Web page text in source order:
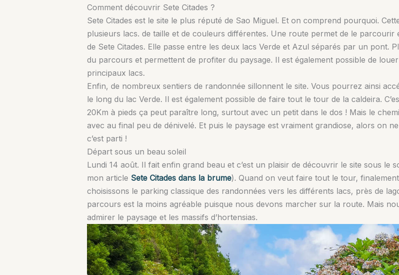
Comment découvrir Sete Citades ?
Sete Citades est le site le plus réputé de Sao Miguel. Et on comprend pourquoi.
plusieurs lacs. de taille et de couleurs différentes. Une route permet de le parcourir
de Sete Citades. Elle passe entre les deux lacs Verde et Azul séparés par un pont.
du parcours et permettent de profiter du paysage. Il est également possible de
principaux lacs.
Enfin, de nombreux sentiers de randonnée sillonnent le site. Vous pourrez ainsi
le long du lac Verde. Il est également possible de faire tout le tour de la caldeira.
20Km à pieds ça peut paraître long, surtout avec un petit dans le dos ! Mais le
avec au final peu de dénivelé. Et puis le paysage est vraiment grandiose, alors on
c’est parti !
Départ sous un beau soleil
Lundi 14 août. Il fait enfin grand beau et c’est un plaisir de découvrir le site sous le
mon article Sete Citades dans la brume). Quand on veut faire tout le tour,
choisissons le parking classique des randonnées vers les différents lacs, près de
parcours est la moins agréable puisque nous devons marcher sur la route. Mais
admirer le paysage et les massifs d’hortensias.